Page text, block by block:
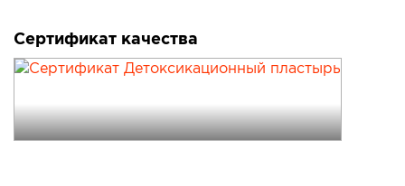
Сертификат качества